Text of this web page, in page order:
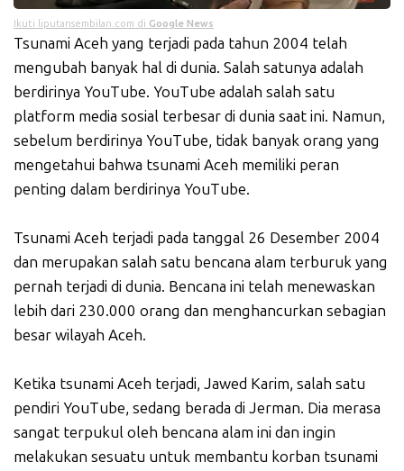
Ikuti liputansembilan.com di Google News
Tsunami Aceh yang terjadi pada tahun 2004 telah
mengubah banyak hal di dunia. Salah satunya adalah
berdirinya YouTube. YouTube adalah salah satu
platform media sosial terbesar di dunia saat ini. Namun,
sebelum berdirinya YouTube, tidak banyak orang yang
mengetahui bahwa tsunami Aceh memiliki peran
penting dalam berdirinya YouTube.
Tsunami Aceh terjadi pada tanggal 26 Desember 2004
dan merupakan salah satu bencana alam terburuk yang
pernah terjadi di dunia. Bencana ini telah menewaskan
lebih dari 230.000 orang dan menghancurkan sebagian
besar wilayah Aceh.
Ketika tsunami Aceh terjadi, Jawed Karim, salah satu
pendiri YouTube, sedang berada di Jerman. Dia merasa
sangat terpukul oleh bencana alam ini dan ingin
melakukan sesuatu untuk membantu korban tsunami